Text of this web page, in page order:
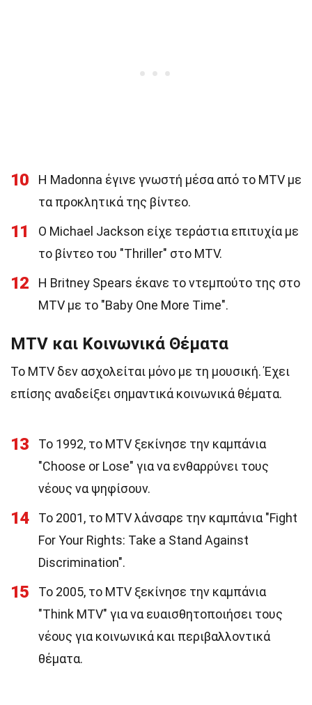
10
Η Madonna έγινε γνωστή μέσα από το MTV με
τα προκλητικά της βίντεο.
11
Ο Michael Jackson είχε τεράστια επιτυχία με
το βίντεο του "Thriller" στο MTV.
12
Η Britney Spears έκανε το ντεμπούτο της στο
MTV με το "Baby One More Time".
MTV και Κοινωνικά Θέματα
Το MTV δεν ασχολείται μόνο με τη μουσική. Έχει
επίσης αναδείξει σημαντικά κοινωνικά θέματα.
13
Το 1992, το MTV ξεκίνησε την καμπάνια
"Choose or Lose" για να ενθαρρύνει τους
νέους να ψηφίσουν.
14
Το 2001, το MTV λάνσαρε την καμπάνια "Fight
For Your Rights: Take a Stand Against
Discrimination".
15
Το 2005, το MTV ξεκίνησε την καμπάνια
"Think MTV" για να ευαισθητοποιήσει τους
νέους για κοινωνικά και περιβαλλοντικά
θέματα.